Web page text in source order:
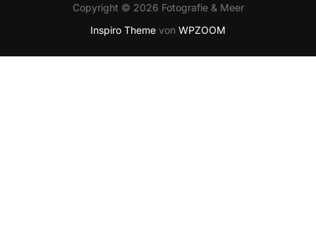
Copyright © 2026 Fotografie & Meer
Inspiro Theme von WPZOOM